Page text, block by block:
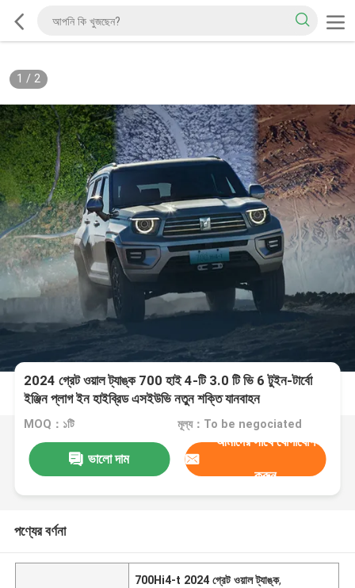
1 / 2
2024 গ্রেট ওয়াল ট্যাঙ্ক 700 হাই 4-টি 3.0 টি ভি 6 টুইন-টার্বো
ইঞ্জিন প্লাগ ইন হাইব্রিড এসইউভি নতুন শক্তি যানবাহন
MOQ：১টি মূল্য：To be negociated
ভালো দাম
আমাদের সাথে যোগাযোগ
করুন
পণ্যের বর্ণনা
700Hi4-t 2024 গ্রেট ওয়াল ট্যাঙ্ক,